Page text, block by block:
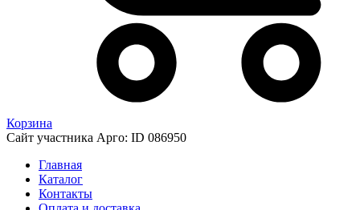
Корзина
Сайт участника Арго: ID 086950
Главная
Каталог
Контакты